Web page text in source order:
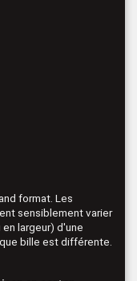
format. Les
sensiblement varier
largeur) d'une
bille est différente.